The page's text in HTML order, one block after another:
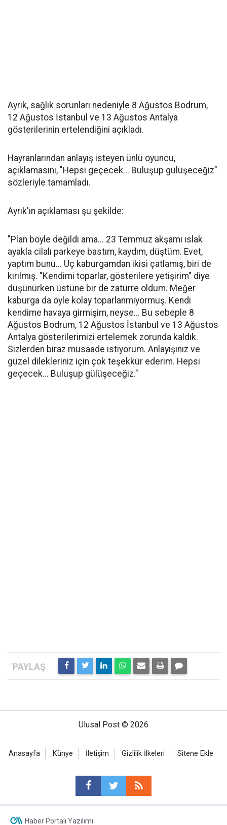
Ayrık, sağlık sorunları nedeniyle 8 Ağustos Bodrum,
12 Ağustos İstanbul ve 13 Ağustos Antalya
gösterilerinin ertelendiğini açıkladı.
Hayranlarından anlayış isteyen ünlü oyuncu,
açıklamasını, "Hepsi geçecek... Buluşup gülüşeceğiz"
sözleriyle tamamladı.
Ayrık'ın açıklaması şu şekilde:
"Plan böyle değildi ama... 23 Temmuz akşamı ıslak
ayakla cilalı parkeye bastım, kaydım, düştüm. Evet,
yaptım bunu... Üç kaburgamdan ikisi çatlamış, biri de
kırılmış. "Kendimi toparlar, gösterilere yetişirim" diye
düşünürken üstüne bir de zatürre oldum. Meğer
kaburga da öyle kolay toparlanmıyormuş. Kendi
kendime havaya girmişim, neyse... Bu sebeple 8
Ağustos Bodrum, 12 Ağustos İstanbul ve 13 Ağustos
Antalya gösterilerimizi ertelemek zorunda kaldık.
Sizlerden biraz müsaade istiyorum. Anlayışınız ve
güzel dilekleriniz için çok teşekkür ederim. Hepsi
geçecek... Buluşup gülüşeceğiz."
Ulusal Post © 2026
Anasayfa Künye İletişim Gizlilik İlkeleri Sitene Ekle
Haber Portalı Yazılımı